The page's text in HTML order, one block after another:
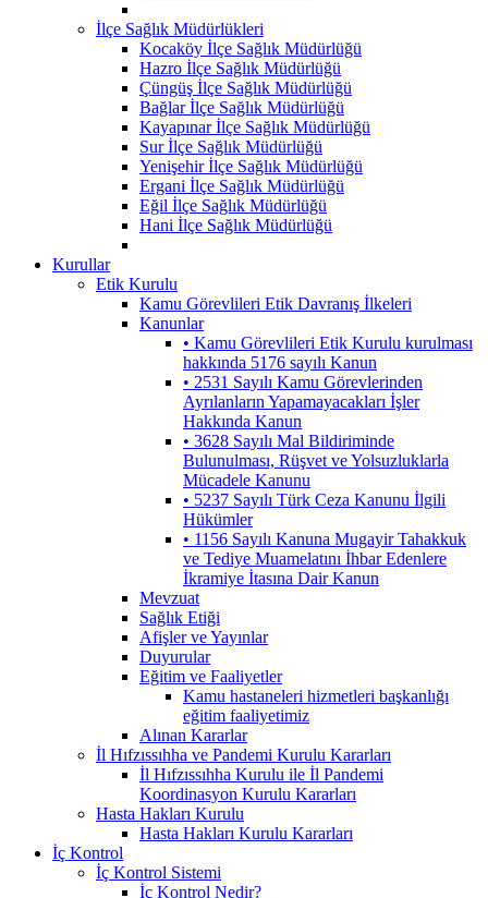
İlçe Sağlık Müdürlükleri
Kocaköy İlçe Sağlık Müdürlüğü
Hazro İlçe Sağlık Müdürlüğü
Çüngüş İlçe Sağlık Müdürlüğü
Bağlar İlçe Sağlık Müdürlüğü
Kayapınar İlçe Sağlık Müdürlüğü
Sur İlçe Sağlık Müdürlüğü
Yenişehir İlçe Sağlık Müdürlüğü
Ergani İlçe Sağlık Müdürlüğü
Eğil İlçe Sağlık Müdürlüğü
Hani İlçe Sağlık Müdürlüğü
Kurullar
Etik Kurulu
Kamu Görevlileri Etik Davranış İlkeleri
Kanunlar
• Kamu Görevlileri Etik Kurulu kurulması
hakkında 5176 sayılı Kanun
• 2531 Sayılı Kamu Görevlerinden
Ayrılanların Yapamayacakları İşler
Hakkında Kanun
• 3628 Sayılı Mal Bildiriminde
Bulunulması, Rüşvet ve Yolsuzluklarla
Mücadele Kanunu
• 5237 Sayılı Türk Ceza Kanunu İlgili
Hükümler
• 1156 Sayılı Kanuna Mugayir Tahakkuk
ve Tediye Muamelatını İhbar Edenlere
İkramiye İtasına Dair Kanun
Mevzuat
Sağlık Etiği
Afişler ve Yayınlar
Duyurular
Eğitim ve Faaliyetler
Kamu hastaneleri hizmetleri başkanlığı
eğitim faaliyetimiz
Alınan Kararlar
İl Hıfzıssıhha ve Pandemi Kurulu Kararları
İl Hıfzıssıhha Kurulu ile İl Pandemi
Koordinasyon Kurulu Kararları
Hasta Hakları Kurulu
Hasta Hakları Kurulu Kararları
İç Kontrol
İç Kontrol Sistemi
İç Kontrol Nedir?